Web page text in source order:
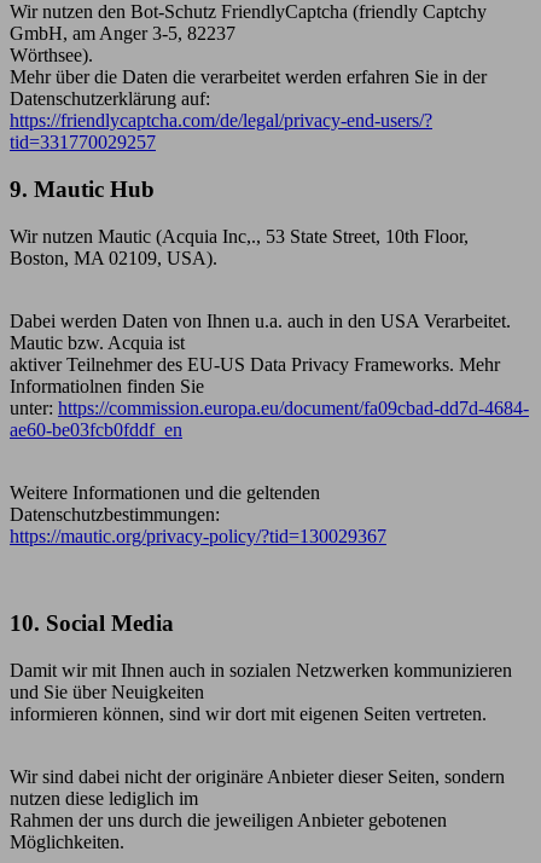
Wir nutzen den Bot-Schutz FriendlyCaptcha (friendly Captchy
GmbH, am Anger 3-5, 82237
Wörthsee).
Mehr über die Daten die verarbeitet werden erfahren Sie in der
Datenschutzerklärung auf:
https://friendlycaptcha.com/de/legal/privacy-end-users/?
tid=331770029257
9. Mautic Hub
Wir nutzen Mautic (Acquia Inc,., 53 State Street, 10th Floor,
Boston, MA 02109, USA).
Dabei werden Daten von Ihnen u.a. auch in den USA Verarbeitet.
Mautic bzw. Acquia ist
aktiver Teilnehmer des EU-US Data Privacy Frameworks. Mehr
Informatiolnen finden Sie
unter: https://commission.europa.eu/document/fa09cbad-dd7d-4684-
ae60-be03fcb0fddf_en
Weitere Informationen und die geltenden
Datenschutzbestimmungen:
https://mautic.org/privacy-policy/?tid=130029367
10. Social Media
Damit wir mit Ihnen auch in sozialen Netzwerken kommunizieren
und Sie über Neuigkeiten
informieren können, sind wir dort mit eigenen Seiten vertreten.
Wir sind dabei nicht der originäre Anbieter dieser Seiten, sondern
nutzen diese lediglich im
Rahmen der uns durch die jeweiligen Anbieter gebotenen
Möglichkeiten.